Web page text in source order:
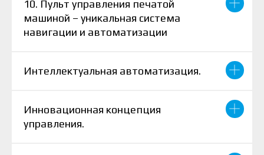
10. Пульт управления печатой
машиной – уникальная система
навигации и автоматизации
Интеллектуальная автоматизация.
Инновационная концепция
управления.